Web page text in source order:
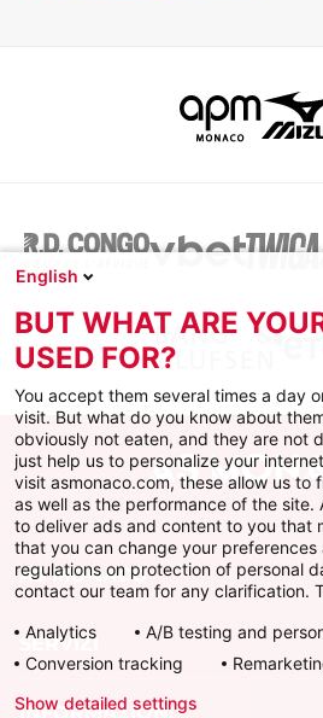
AS MONACO
SERVIZI
INFORMAZIONI
English
BUT WHAT ARE
USED FOR?
You accept them several times a day
visit. But what do you know about
obviously not eaten, and they are not
just help us to personalize your
visit asmonaco.com, these allow us to
as well as the performance of the site.
to deliver ads and content to you that
that you can change your
regulations on protection of personal
contact our team for any clarification.
Analytics
A/B testing and
Conversion tracking
Show detailed settings